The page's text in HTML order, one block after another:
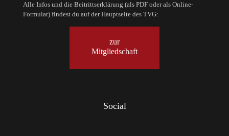
Alle Infos und die Beitrittserklärung (als PDF oder als Online-
Formular) findest du auf der Hauptseite des TVG:
zur
Mitgliedschaft
Social